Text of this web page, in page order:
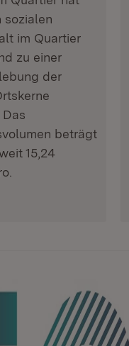
sozialen
im Quartier
zu einer
der
beträgt
15,24